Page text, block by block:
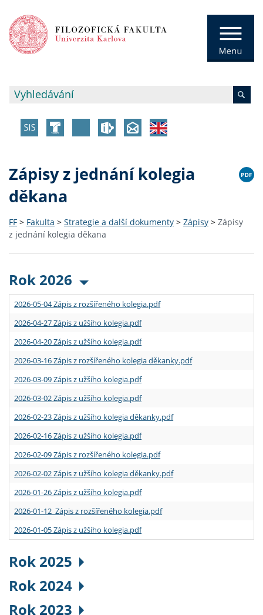
Zápisy z jednání kolegia
děkana
FF > Fakulta > Strategie a další dokumenty > Zápisy > Zápisy
z jednání kolegia děkana
Rok 2026
2026-05-04 Zápis z rozšířeného kolegia.pdf
2026-04-27 Zápis z užšího kolegia.pdf
2026-04-20 Zápis z užšího kolegia.pdf
2026-03-16 Zápis z rozšířeného kolegia děkanky.pdf
2026-03-09 Zápis z užšího kolegia.pdf
2026-03-02 Zápis z užšího kolegia.pdf
2026-02-23 Zápis z užšího kolegia děkanky.pdf
2026-02-16 Zápis z užšího kolegia.pdf
2026-02-09 Zápis z rozšířeného kolegia.pdf
2026-02-02 Zápis z užšího kolegia děkanky.pdf
2026-01-26 Zápis z užšího kolegia.pdf
2026-01-12 Zápis z rozšířeného kolegia.pdf
2026-01-05 Zápis z užšího kolegia.pdf
Rok 2025
Rok 2024
Rok 2023